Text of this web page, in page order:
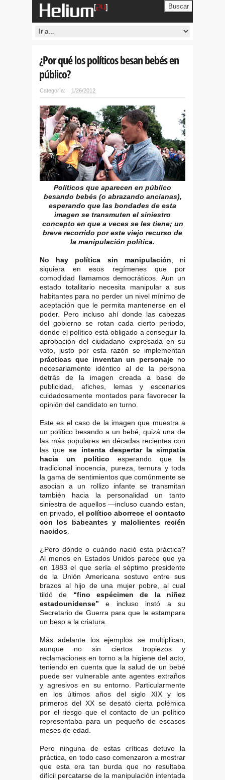
Buscar
¿Por qué los políticos besan bebés en
público?
Categoría: 1/26/2012
Políticos que aparecen en público
besando bebés (o abrazando ancianas),
esperando que las bondades de esta
imagen se transmuten el siniestro
concepto en que a veces se les tiene; un
breve recorrido por este viejo recurso de
la manipulación política.
No hay política sin manipulación , ni
siquiera en esos regímenes que por
comodidad llamamos democráticos. Aun un
estado totalitario necesita manipular a sus
habitantes para no perder un nivel mínimo de
aceptación que le permita mantenerse en el
poder. Pero incluso ahí donde las cabezas
del gobierno se rotan cada cierto periodo,
donde el político está obligado a conseguir la
aprobación del ciudadano expresada en su
voto, justo por esta razón se implementan
prácticas que inventan un personaje no
necesariamente idéntico al de la persona
detrás de la imagen creada a base de
publicidad, afiches, lemas y escenarios
cuidadosamente montados para favorecer la
opinión del candidato en turno.
Este es el caso de la imagen que muestra a
un político besando a un bebé, quizá una de
las más populares en décadas recientes con
las quese intenta despertar la simpatía
hacia un político esperando que la
tradicional inocencia, pureza, ternura y toda
la gama de sentimientos que comúnmente se
asocian a un rollizo infante se transmitan
también hacia la personalidad un tanto
siniestra de aquellos —incluso cuando estan,
en privado, el político aborrece el contacto
con los babeantes y malolientes recién
nacidos
¿Pero dónde o cuándo nació esta práctica?
Al menos en Estados Unidos parece que ya
en 1883 el que sería el séptimo presidente
de la Unión Americana sostuvo entre sus
brazos al hijo de una mujer pobre, al cual
tildó de “fino espécimen de la niñez
estadounidense” e incluso instó a su
Secretario de Guerra para que le estampara
un beso a la criatura.
Más adelante los ejemplos se multiplican,
aunque no sin ciertos tropiezos y
reclamaciones en torno a la higiene del acto,
teniendo en cuenta que la salud de un bebé
puede ser vulnerable ante agentes extraños
y agresivos en su entorno. Particularmente
en los últimos años del siglo XIX y los
primeros del XX se desató cierta polémica
por el riesgo que el contacto de un político
representaba para un pequeño de escasos
meses de edad.
Pero ninguna de estas críticas detuvo la
práctica, en todo caso comenzaron a mostrar
que esta era tan burda que no resultaba
difícil percatarse de la manipulación intentada